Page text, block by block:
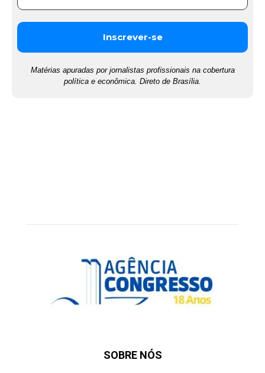
Matérias apuradas por jornalistas profissionais na cobertura
política e econômica. Direto de Brasília.
SOBRE NÓS